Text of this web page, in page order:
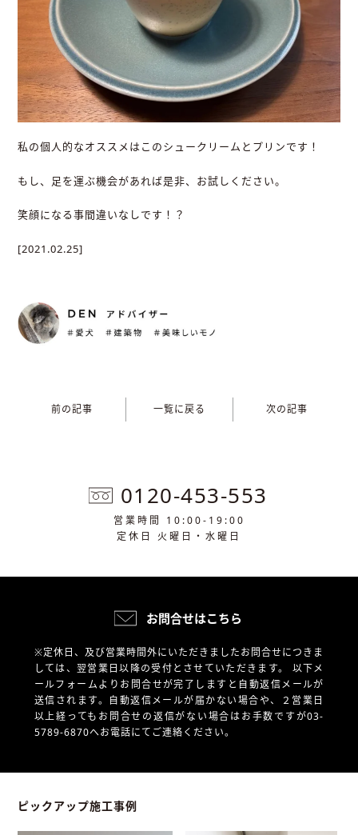
私の個人的なオススメはこのシュークリームとプリンです！
もし、足を運ぶ機会があれば是非、お試しください。
笑顔になる事間違いなしです！？
[2021.02.25]
前の記事 一覧に戻る 次の記事
0120-453-553
営業時間 10:00-19:00
定休日 火曜日・水曜日
お問合せはこちら
※定休日、及び営業時間外にいただきましたお問合せにつきま
しては、翌営業日以降の受付とさせていただきます。 以下メ
ールフォームよりお問合せが完了しますと自動返信メールが
送信されます。自動返信メールが届かない場合や、
２営業日
以上経ってもお問合せの返信がない場合はお手数ですが03-
5789-6870へお電話にてご連絡ください。
ピックアップ施工事例